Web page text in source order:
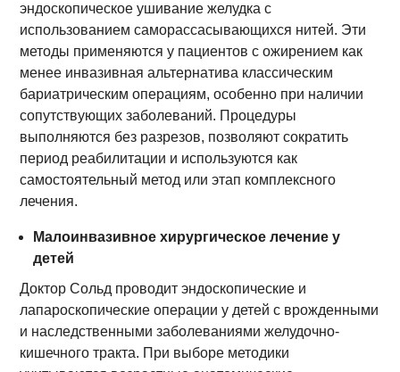
эндоскопическое ушивание желудка с
использованием саморассасывающихся нитей. Эти
методы применяются у пациентов с ожирением как
менее инвазивная альтернатива классическим
бариатрическим операциям, особенно при наличии
сопутствующих заболеваний. Процедуры
выполняются без разрезов, позволяют сократить
период реабилитации и используются как
самостоятельный метод или этап комплексного
лечения.
Малоинвазивное хирургическое лечение у
детей
Доктор Сольд проводит эндоскопические и
лапароскопические операции у детей с врожденными
и наследственными заболеваниями желудочно-
кишечного тракта. При выборе методики